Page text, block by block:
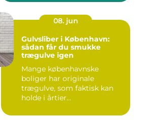
08. jun
Gulvsliber i København:
sådan får du smukke
trægulve igen
Mange københavnske
boliger har originale
trægulve, som faktisk kan
holde i årtier...